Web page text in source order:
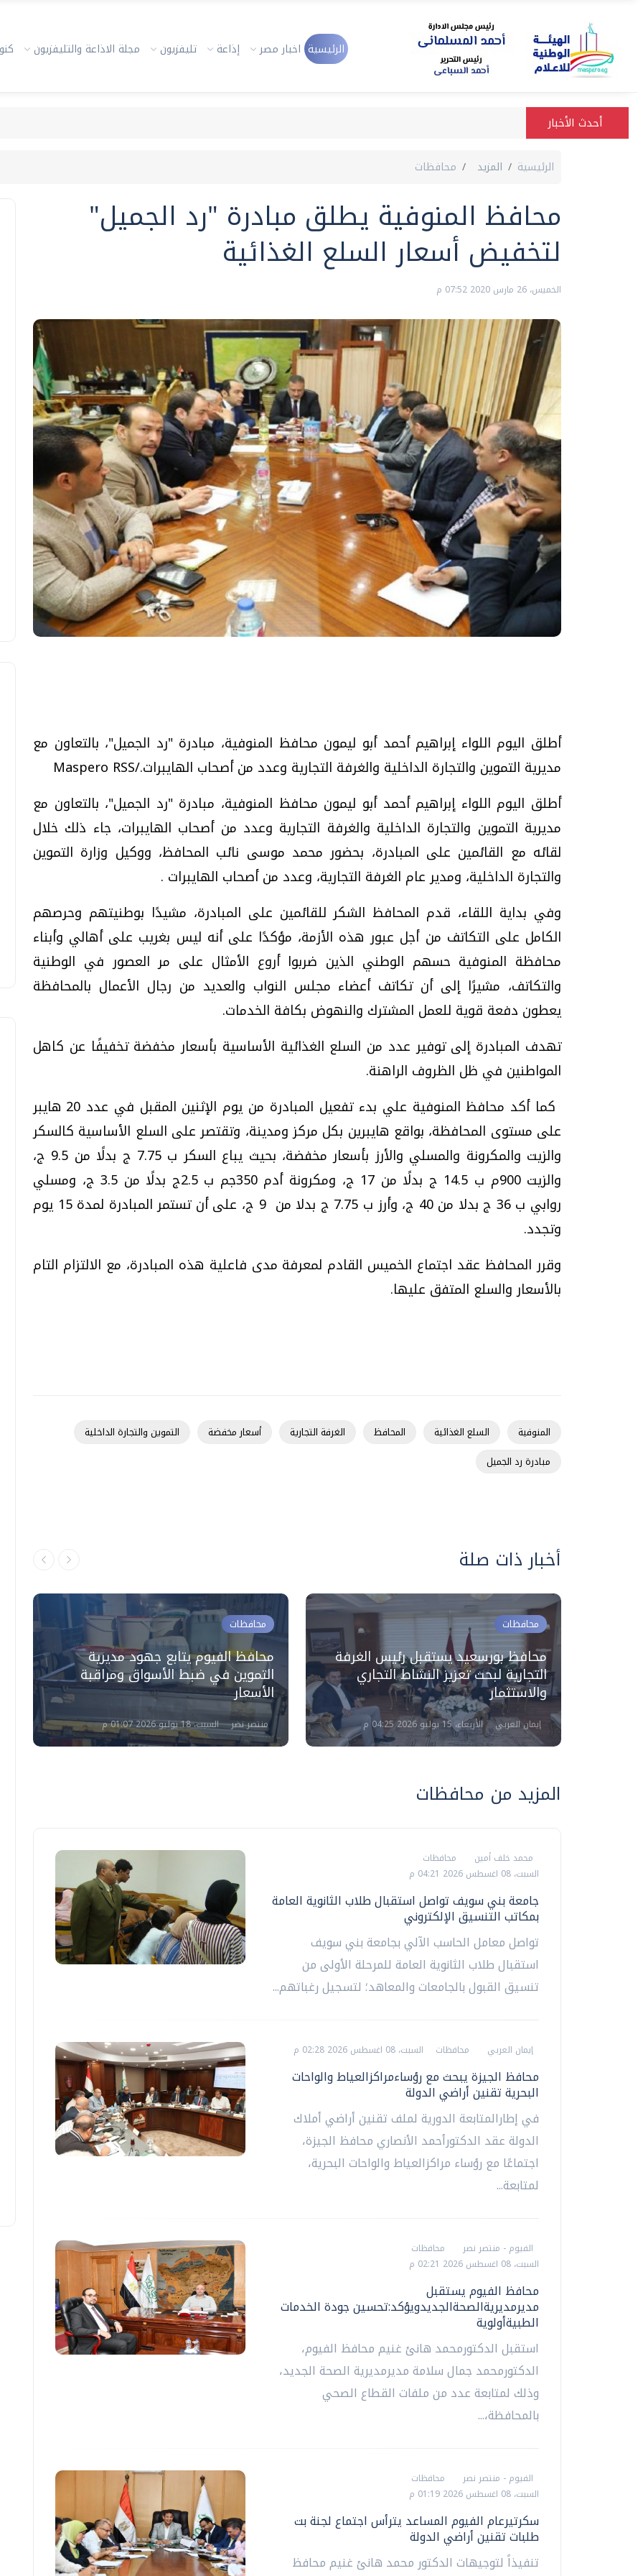
الرئيسية اخبار مصر إذاعة تليفزيون مجلة الاذاعة والتليفزيون
أحدث الأخبار
الرئيسية المزيد محافظات
محافظ المنوفية يطلق مبادرة "رد الجميل"
لتخفيض أسعار السلع الغذائية
الخميس، 26 مارس 2020 07:52 م
أطلق اليوم اللواء إبراهيم أحمد أبو ليمون محافظ المنوفية، مبادرة "رد الجميل"، بالتعاون مع
مديرية التموين والتجارة الداخلية والغرفة التجارية وعدد من أصحاب الهايبرات./Maspero RSS
أطلق اليوم اللواء إبراهيم أحمد أبو ليمون محافظ المنوفية، مبادرة "رد الجميل"، بالتعاون مع
مديرية التموين والتجارة الداخلية والغرفة التجارية وعدد من أصحاب الهايبرات، جاء ذلك خلال
لقائه مع القائمين على المبادرة، بحضور محمد موسى نائب المحافظ، ووكيل وزارة التموين
والتجارة الداخلية، ومدير عام الغرفة التجارية، وعدد من أصحاب الهايبرات .
وفي بداية اللقاء، قدم المحافظ الشكر للقائمين على المبادرة، مشيدًا بوطنيتهم وحرصهم
الكامل على التكاتف من أجل عبور هذه الأزمة، مؤكدًا على أنه ليس بغريب على أهالي وأبناء
محافظة المنوفية حسهم الوطني الذين ضربوا أروع الأمثال على مر العصور في الوطنية
والتكاتف، مشيرًا إلى أن تكاتف أعضاء مجلس النواب والعديد من رجال الأعمال بالمحافظة
يعطون دفعة قوية للعمل المشترك والنهوض بكافة الخدمات.
تهدف المبادرة إلى توفير عدد من السلع الغذائية الأساسية بأسعار مخفضة تخفيفًا عن كاهل
المواطنين في ظل الظروف الراهنة.
كما أكد محافظ المنوفية علي بدء تفعيل المبادرة من يوم الإثنين المقبل في عدد 20 هايبر
على مستوى المحافظة، بواقع هايبرين بكل مركز ومدينة، وتقتصر على السلع الأساسية كالسكر
والزيت والمكرونة والمسلي والأرز بأسعار مخفضة، بحيث يباع السكر ب 7.75 ج بدلًا من 9.5 ج،
والزيت 900م ب 14.5 ج بدلًا من 17 ج، ومكرونة أدم 350جم ب 2.5ج بدلًا من 3.5 ج، ومسلي
روابي ب 36 ج بدلا من 40 ج، وأرز ب 7.75 ج بدلا من 9 ج، على أن تستمر المبادرة لمدة 15 يوم
وتجدد.
وقرر المحافظ عقد اجتماع الخميس القادم لمعرفة مدى فاعلية هذه المبادرة، مع الالتزام التام
بالأسعار والسلع المتفق عليها.
المنوفية السلع الغذائية المحافظ الغرفة التجارية أسعار مخفضة
التموين والتجارة الداخلية
مبادرة رد الجميل
أخبار ذات صلة
محافظات
محافظ الفيوم يتابع جهود مديرية
التموين في ضبط الأسواق ومراقبة
الأسعار
منتصر نضر السبت، 18 يوليو 2026 01:07 م
محافظات
محافظ بورسعيد يستقبل رئيس الغرفة
التجارية لبحث تعزيز النشاط التجاري
والاستثمار
إيمان العربي الأربعاء، 15 يوليو 2026 04:25 م
المزيد من محافظات
محمد خلف أمين
محافظات
السبت، 08 اغسطس 2026 04:21 م
جامعة بني سويف تواصل استقبال طلاب الثانوية العامة
بمكاتب التنسيق الإلكتروني
تواصل معامل الحاسب الآلي بجامعة بني سويف
استقبال طلاب الثانوية العامة للمرحلة الأولى من
تنسيق القبول بالجامعات والمعاهد؛ لتسجيل رغباتهم...
إيمان العربي محافظات السبت، 08 اغسطس 2026 02:28 م
محافظ الجيزة يبحث مع رؤساءمراكزالعياط والواحات
البحرية تقنين أراضي الدولة
في إطارالمتابعة الدورية لملف تقنين أراضي أملاك
الدولة عقد الدكتورأحمد الأنصاري محافظ الجيزة،
اجتماعًا مع رؤساء مراكزالعياط والواحات البحرية،
لمتابعة...
الفيوم - منتصر نصر
محافظات
السبت، 08 اغسطس 2026 02:21 م
محافظ الفيوم يستقبل
مديرمديريةالصحةالجديدويؤكد:تحسين جودة الخدمات
الطبيةأولوية
استقبل الدكتورمحمد هانئ غنيم محافظ الفيوم،
الدكتورمحمد جمال سلامة مديرمديرية الصحة الجديد،
وذلك لمتابعة عدد من ملفات القطاع الصحي
بالمحافظة،...
الفيوم - منتصر نصر
محافظات
السبت، 08 اغسطس 2026 01:19 م
سكرتيرعام الفيوم المساعد يترأس اجتماع لجنة بت
طلبات تقنين أراضي الدولة
تنفيذاً لتوجيهات الدكتور محمد هانئ غنيم محافظ
تحقيقات وحوارات
بعد إشعارات "جوجل" .. هل يمكن التنبوء
الثلاثاء، 04 اغسطس 2026 04:04 م
تحقيقات وحوارات
دليلك للتنسيق الجامعي .. تساؤلات
السبت، 01 اغسطس 2026 10:25 ص
تحقيقات وحوارات
فيديو.. الإعلام الرقمي.. تقنيات واعدة